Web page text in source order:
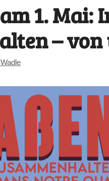
1. Mai:
–